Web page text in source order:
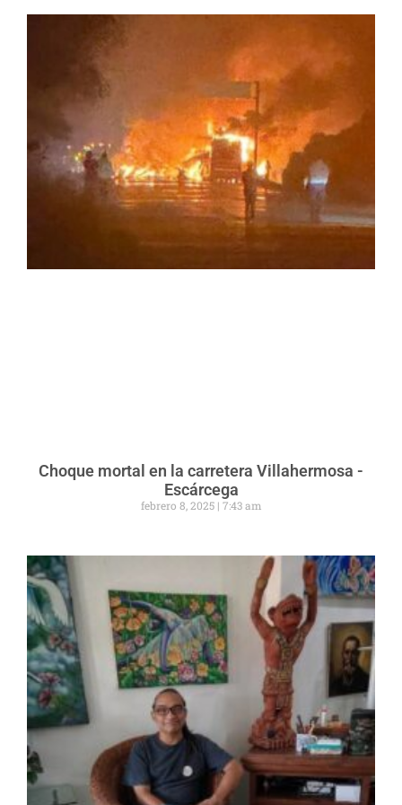
Choque mortal en la carretera Villahermosa -
Escárcega
febrero 8, 2025 7:43 am